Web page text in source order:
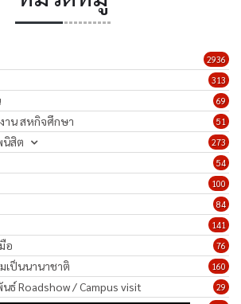
2936
313
69
51
าน สหกิจศึกษา
273
สิต
54
100
84
141
76
อ
160
เป็นนานาชาติ
29
ธ์ Roadshow / Campus visit